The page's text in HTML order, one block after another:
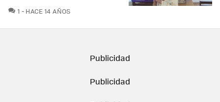
1 COMENTARIOS
HACE 14 AÑOS